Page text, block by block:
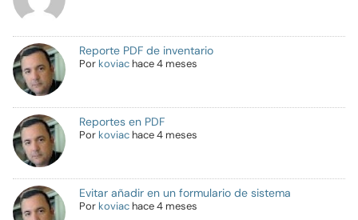
Reporte PDF de inventario
Por koviac hace 4 meses
Reportes en PDF
Por koviac hace 4 meses
Evitar añadir en un formulario de sistema
Por koviac hace 4 meses